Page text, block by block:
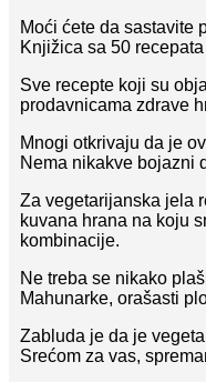
Moći ćete da sastavite
Knjižica sa 50
Sve recepte koji su
prodavnicama zdrave
Mnogi otkrivaju da je
Nema nikakve bojazni
Za vegetarijanska jela
kuvana hrana na koju
kombinacije.
Ne treba se nikako
Mahunarke, orašasti
Zabluda je da je
Srećom za vas,